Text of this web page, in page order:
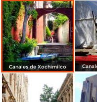
Canales de Xochimilco